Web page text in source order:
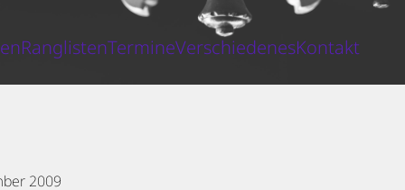
RanglistenTermineVerschiedenesKontakt
2009